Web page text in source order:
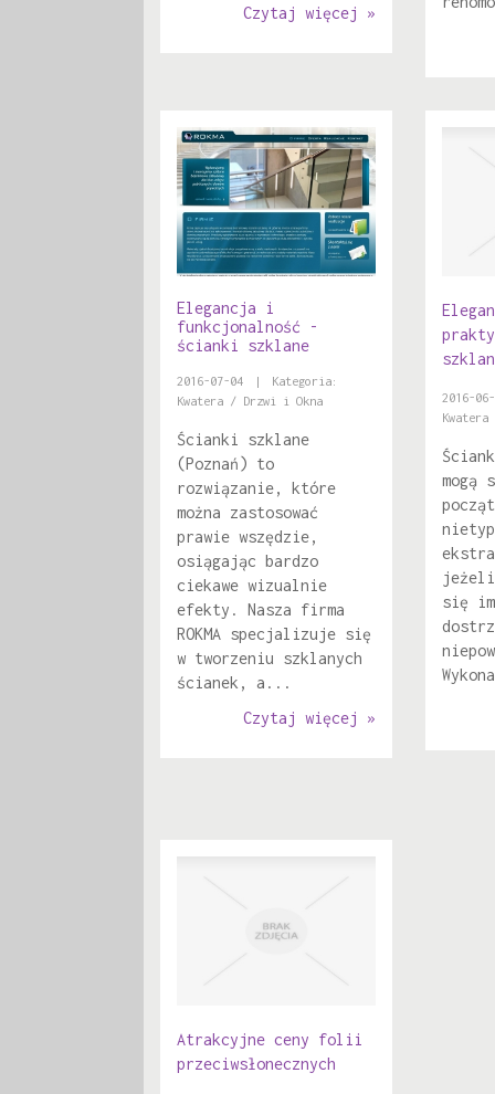
Czytaj więcej »
Elegancja i
funkcjonalność -
ścianki szklane
2016-07-04 |
Kategoria:
Kwatera / Drzwi i Okna
Ścianki szklane
(Poznań) to
rozwiązanie, które
można zastosować
prawie wszędzie,
osiągając bardzo
ciekawe wizualnie
efekty. Nasza firma
ROKMA specjalizuje się
w tworzeniu szklanych
ścianek, a...
Czytaj więcej »
2016-
mogą
się
Atrakcyjne ceny folii
przeciwsłonecznych